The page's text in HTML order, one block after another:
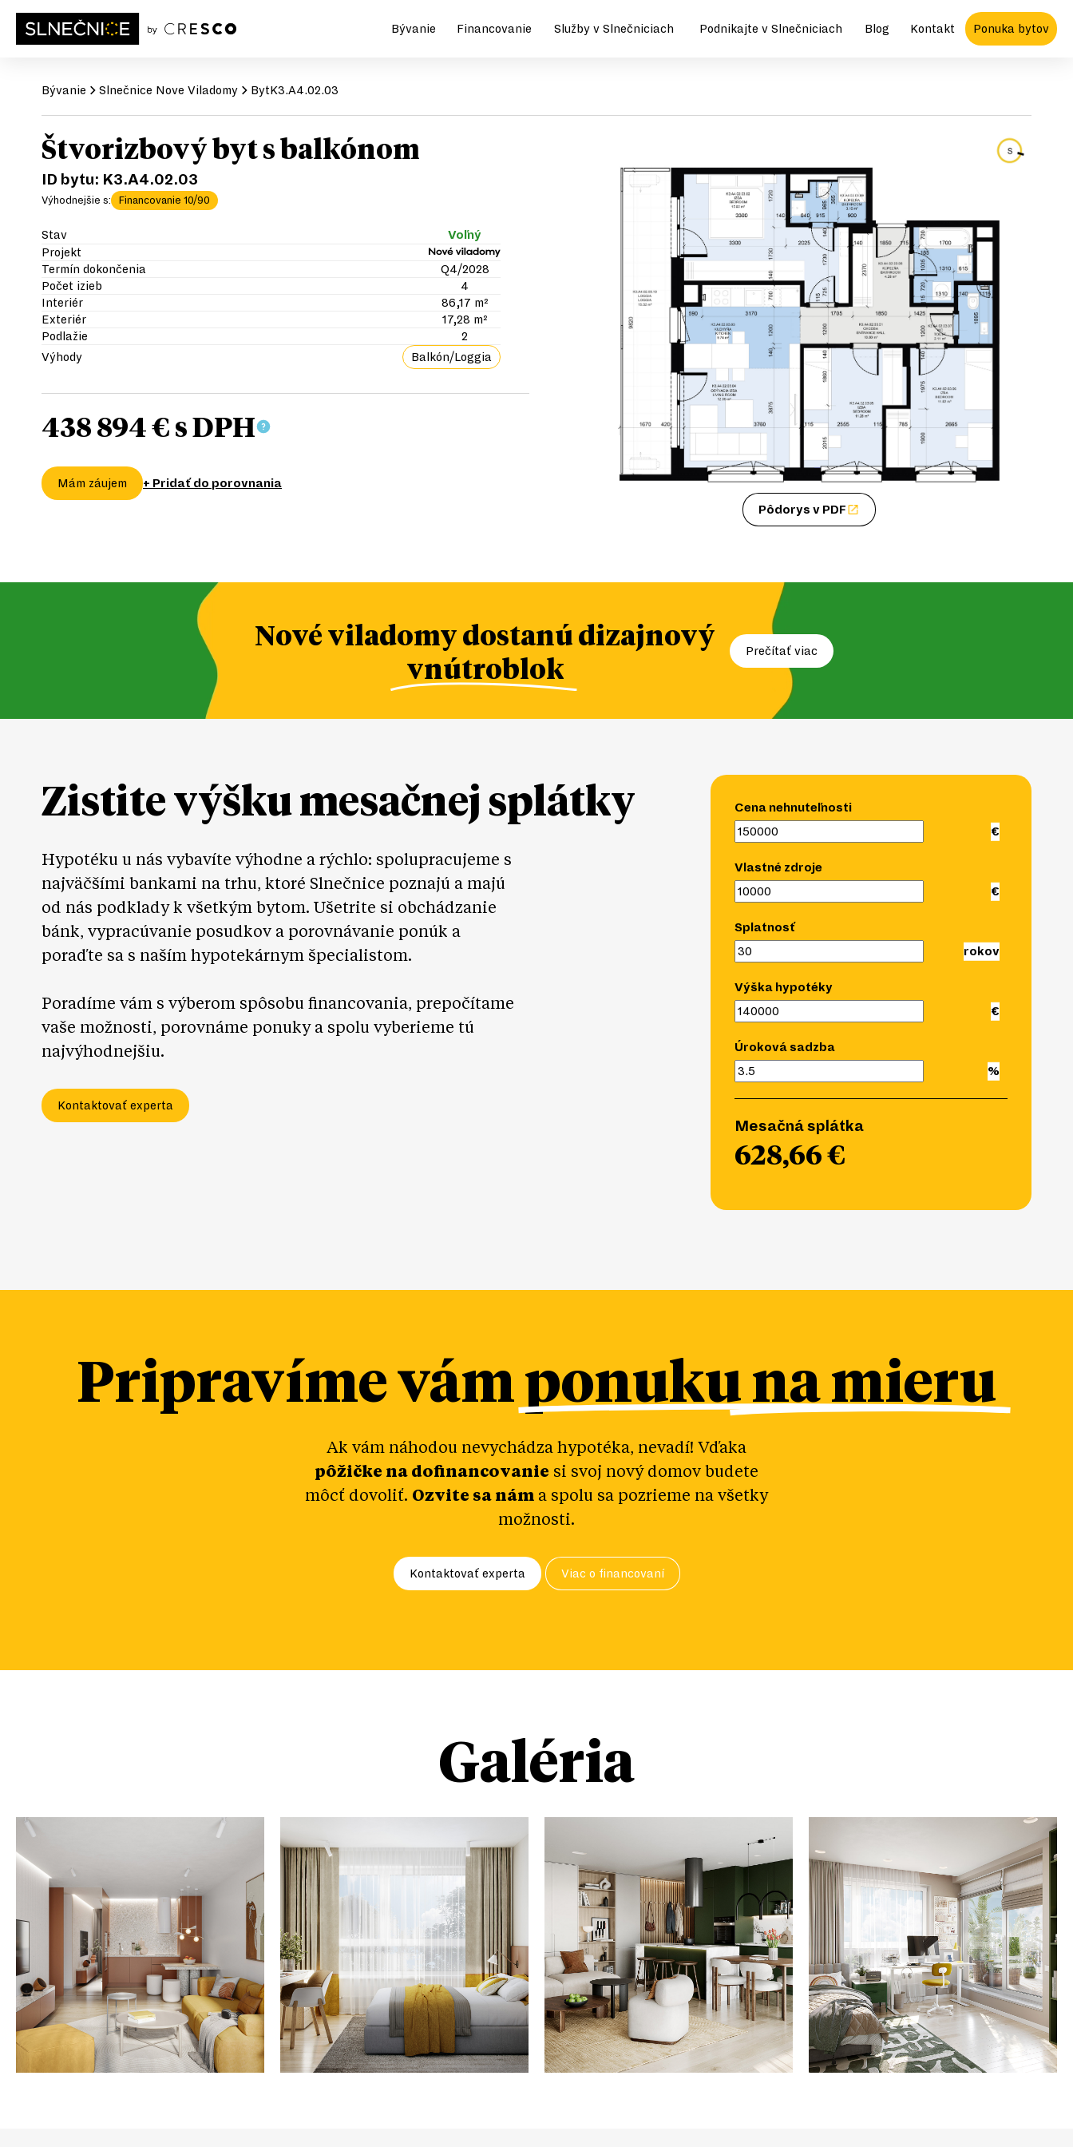
Bývanie Financovanie Služby v Slnečniciach Podnikajte v Slnečniciach Blog Kontakt Ponuka bytov
Bývanie Slnečnice Nove Viladomy BytK3.A4.02.03
Štvorizbový byt s balkónom
ID bytu: K3.A4.02.03
Výhodnejšie s: Financovanie 10/90
Stav
Voľný
Projekt
Termín dokončenia
Q4/2028
Počet izieb
4
Interiér
86,17 m²
Exteriér
17,28 m²
Podlažie
2
Výhody
Balkón/Loggia
Pôdorys v PDF
438 894 €s DPH
Mám záujem + Pridať do porovnania
Nové viladomy dostanú dizajnový
vnútroblok
Prečítať viac
Zistite výšku mesačnej splátky
Hypotéku u nás vybavíte výhodne a rýchlo: spolupracujeme s
najväčšími bankami na trhu, ktoré Slnečnice poznajú a majú
od nás podklady k všetkým bytom. Ušetrite si obchádzanie
bánk, vypracúvanie posudkov a porovnávanie ponúk a
poraďte sa s naším hypotekárnym špecialistom.
Poradíme vám s výberom spôsobu financovania, prepočítame
vaše možnosti, porovnáme ponuky a spolu vyberieme tú
najvýhodnejšiu.
Kontaktovať experta
Cena nehnuteľnosti
Vlastné zdroje
Splatnosť
Výška hypotéky
Úroková sadzba
Mesačná splátka
628,66 €
Pripravíme vámponuku na mieru
Ak vám náhodou nevychádza hypotéka, nevadí! Vďaka
pôžičke na dofinancovanie si svoj nový domov budete
môcť dovoliť. Ozvite sa nám a spolu sa pozrieme na všetky
možnosti.
Kontaktovať experta Viac o financovaní
Galéria